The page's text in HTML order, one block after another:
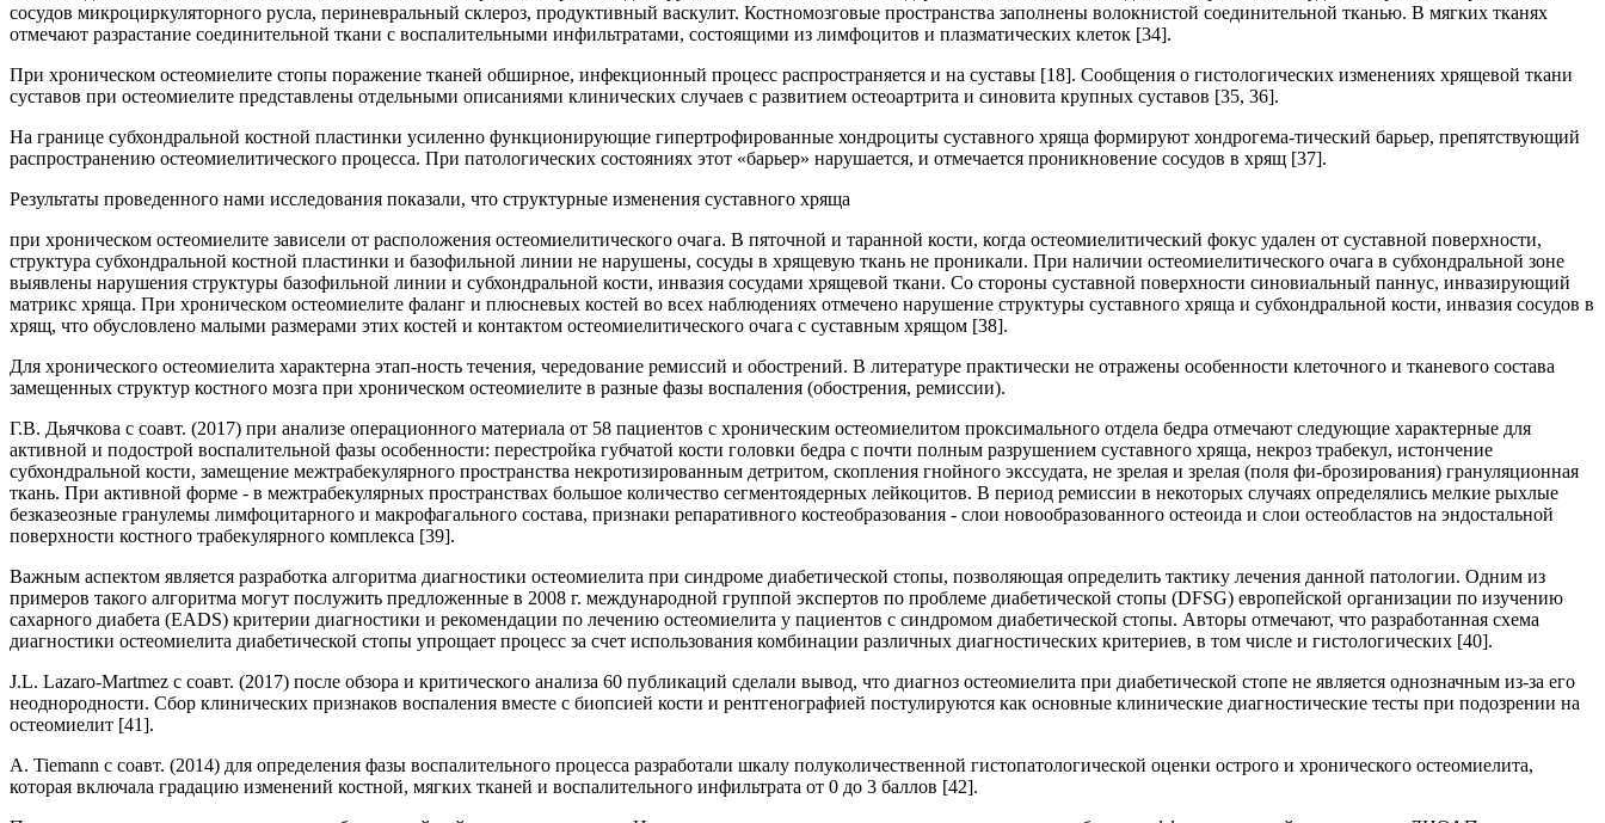
сосудов микроциркуляторного русла, периневральный склероз, продуктивный васкулит. Костномозговые пространства заполнены волокнистой соединительной тканью. В мягких тканях
отмечают разрастание соединительной ткани с воспалительными инфильтратами, состоящими из лимфоцитов и плазматических клеток [34].
При хроническом остеомиелите стопы поражение тканей обширное, инфекционный процесс распространяется и на суставы [18]. Сообщения о гистологических изменениях хрящевой ткани
суставов при остеомиелите представлены отдельными описаниями клинических случаев с развитием остеоартрита и синовита крупных суставов [35, 36].
На границе субхондральной костной пластинки усиленно функционирующие гипертрофированные хондроциты суставного хряща формируют хондрогема-тический барьер, препятствующий
распространению остеомиелитического процесса. При патологических состояниях этот «барьер» нарушается, и отмечается проникновение сосудов в хрящ [37].
Результаты проведенного нами исследования показали, что структурные изменения суставного хряща
при хроническом остеомиелите зависели от расположения остеомиелитического очага. В пяточной и таранной кости, когда остеомиелитический фокус удален от суставной поверхности,
структура субхондральной костной пластинки и базофильной линии не нарушены, сосуды в хрящевую ткань не проникали. При наличии остеомиелитического очага в субхондральной зоне
выявлены нарушения структуры базофильной линии и субхондральной кости, инвазия сосудами хрящевой ткани. Со стороны суставной поверхности синовиальный паннус, инвазирующий
матрикс хряща. При хроническом остеомиелите фаланг и плюсневых костей во всех наблюдениях отмечено нарушение структуры суставного хряща и субхондральной кости, инвазия сосудов в
хрящ, что обусловлено малыми размерами этих костей и контактом остеомиелитического очага с суставным хрящом [38].
Для хронического остеомиелита характерна этап-ность течения, чередование ремиссий и обострений. В литературе практически не отражены особенности клеточного и тканевого состава
замещенных структур костного мозга при хроническом остеомиелите в разные фазы воспаления (обострения, ремиссии).
Г.В. Дьячкова с соавт. (2017) при анализе операционного материала от 58 пациентов с хроническим остеомиелитом проксимального отдела бедра отмечают следующие характерные для
активной и подострой воспалительной фазы особенности: перестройка губчатой кости головки бедра с почти полным разрушением суставного хряща, некроз трабекул, истончение
субхондральной кости, замещение межтрабекулярного пространства некротизированным детритом, скопления гнойного экссудата, не зрелая и зрелая (поля фи-брозирования) грануляционная
ткань. При активной форме - в межтрабекулярных пространствах большое количество сегментоядерных лейкоцитов. В период ремиссии в некоторых случаях определялись мелкие рыхлые
безказеозные гранулемы лимфоцитарного и макрофагального состава, признаки репаративного костеобразования - слои новообразованного остеоида и слои остеобластов на эндостальной
поверхности костного трабекулярного комплекса [39].
Важным аспектом является разработка алгоритма диагностики остеомиелита при синдроме диабетической стопы, позволяющая определить тактику лечения данной патологии. Одним из
примеров такого алгоритма могут послужить предложенные в 2008 г. международной группой экспертов по проблеме диабетической стопы (DFSG) европейской организации по изучению
сахарного диабета (EADS) критерии диагностики и рекомендации по лечению остеомиелита у пациентов с синдромом диабетической стопы. Авторы отмечают, что разработанная схема
диагностики остеомиелита диабетической стопы упрощает процесс за счет использования комбинации различных диагностических критериев, в том числе и гистологических [40].
J.L. Lazaro-Martmez с соавт. (2017) после обзора и критического анализа 60 публикаций сделали вывод, что диагноз остеомиелита при диабетической стопе не является однозначным из-за его
неоднородности. Сбор клинических признаков воспаления вместе с биопсией кости и рентгенографией постулируются как основные клинические диагностические тесты при подозрении на
остеомиелит [41].
A. Tiemann с соавт. (2014) для определения фазы воспалительного процесса разработали шкалу полуколичественной гистопатологической оценки острого и хронического остеомиелита,
которая включала градацию изменений костной, мягких тканей и воспалительного инфильтрата от 0 до 3 баллов [42].